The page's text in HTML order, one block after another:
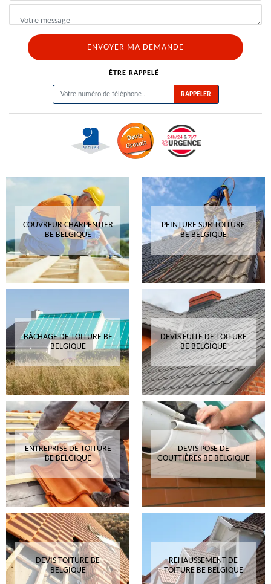
ÊTRE RAPPELÉ
COUVREUR CHARPENTIER
BE BELGIQUE
PEINTURE SUR TOITURE
BE BELGIQUE
BÂCHAGE DE TOITURE BE
BELGIQUE
DEVIS FUITE DE TOITURE
BE BELGIQUE
ENTREPRISE DE TOITURE
BE BELGIQUE
DEVIS POSE DE
GOUTTIÈRES BE BELGIQUE
DEVIS TOITURE BE
BELGIQUE
REHAUSSEMENT DE
TOITURE BE BELGIQUE